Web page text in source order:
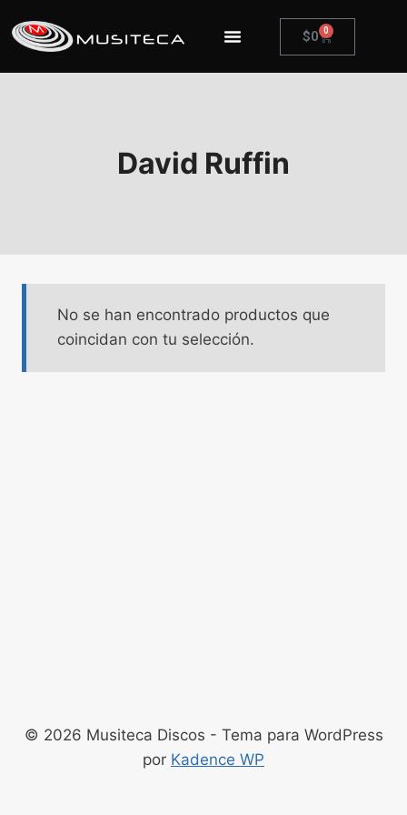
$0 0
David Ruffin
No se han encontrado productos que
coincidan con tu selección.
© 2026 Musiteca Discos - Tema para WordPress
por Kadence WP